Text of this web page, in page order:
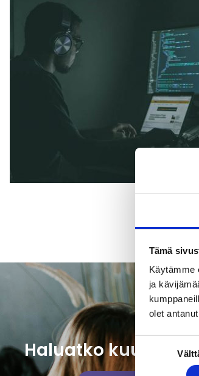
Tämä
Käytämme
ja
olet
valinta
Haluatko kuulla